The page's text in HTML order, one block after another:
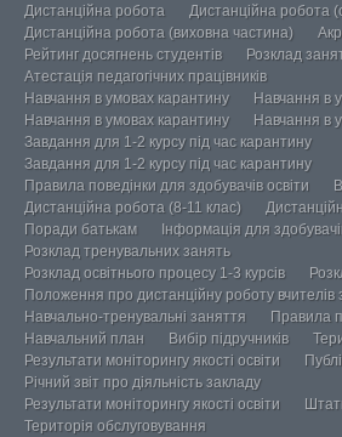
Дистанційна робота
Дистанційна робота
Дистанційна робота (виховна частина)
Рейтинг досягнень студентів
Розклад
Атестація педагогічних працівників
Навчання в умовах карантину
Навчання в
Навчання в умовах карантину
Навчання в
Завдання для 1-2 курсу під час карантину
Завдання для 1-2 курсу під час карантину
Правила поведінки для здобувачів освіти
Дистанційна робота (8-11 клас)
Поради батькам
Інформація для
Розклад тренувальних занять
Розклад освітнього процесу 1-3 курсів
Положення про дистанційну роботу вчителів
Навчально-тренувальні заняття
Правила
Навчальний план
Вибір підручників
Результати моніторингу якості освіти
Річний звіт про діяльність закладу
Результати моніторингу якості освіти
Територія обслуговування